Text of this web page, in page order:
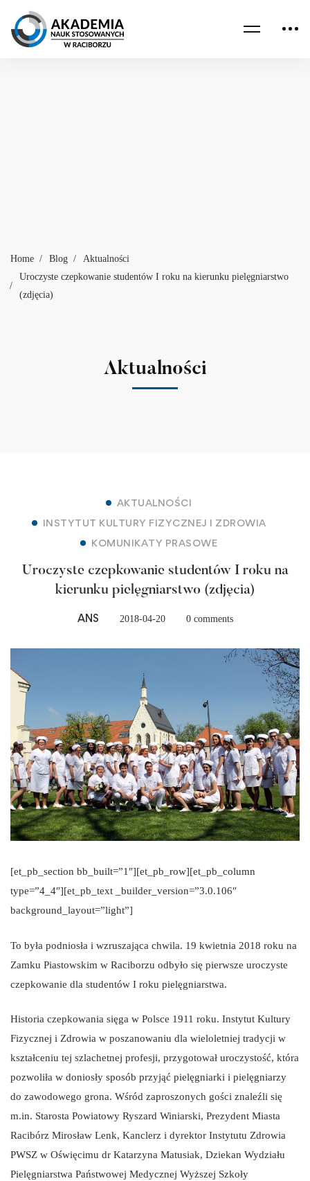
Home Blog
Aktualności
Uroczyste czepkowanie studentów I roku na kierunku pielęgniarstwo
(zdjęcia)
Aktualności
AKTUALNOŚCI
INSTYTUT KULTURY FIZYCZNEJ I ZDROWIA
KOMUNIKATY PRASOWE
Uroczyste czepkowanie studentów I roku na
kierunku pielęgniarstwo (zdjęcia)
ANS 2018-04-20 0 comments
[et_pb_section bb_built=”1″][et_pb_row][et_pb_column
type=”4_4″][et_pb_text _builder_version=”3.0.106″
background_layout=”light”]
To była podniosła i wzruszająca chwila. 19 kwietnia 2018 roku na
Zamku Piastowskim w Raciborzu odbyło się pierwsze uroczyste
czepkowanie dla studentów I roku pielęgniarstwa.
Historia czepkowania sięga w Polsce 1911 roku. Instytut Kultury
Fizycznej i Zdrowia w poszanowaniu dla wieloletniej tradycji w
kształceniu tej szlachetnej profesji, przygotował uroczystość, która
pozwoliła w doniosły sposób przyjąć pielęgniarki i pielęgniarzy
do zawodowego grona. Wśród zaproszonych gości znaleźli się
m.in. Starosta Powiatowy Ryszard Winiarski, Prezydent Miasta
Racibórz Mirosław Lenk, Kanclerz i dyrektor Instytutu Zdrowia
PWSZ w Oświęcimu dr Katarzyna Matusiak, Dziekan Wydziału
Pielęgniarstwa Państwowej Medycznej Wyższej Szkoły